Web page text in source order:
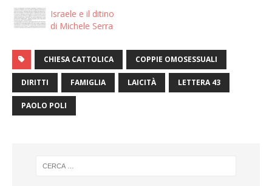
Israele e il ditino
di Michele Serra
CHIESA CATTOLICA COPPIE OMOSESSUALI
DIRITTI FAMIGLIA LAICITÀ LETTERA 43
PAOLO POLI